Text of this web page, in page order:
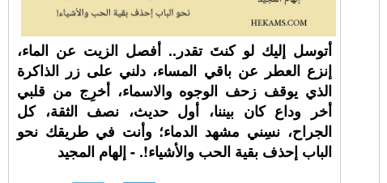
أتوسل إليك لو كنتَ تقدر.. أفصل الزيت عن الماء،
إنزع العطر عن باقي المساء، دلني على زر الذاكرة
الذي يوقف زحف الوجوه والاسماء، أخرِج من قلبي
أخر وداع كان بيننا، أول حديث، نصف الثقة، كل
الجراح، نسِني مشهد الدماء؛ وأنت في طريقك نحو
الباب إحذف بقية الحب والأشياء!. - إلهام المجيد